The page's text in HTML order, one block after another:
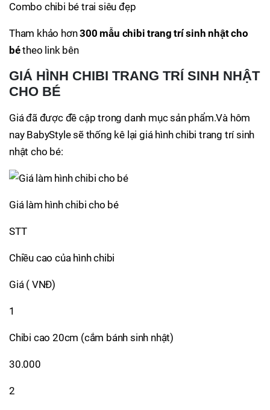
Combo chibi bé trai siêu đẹp
Tham khảo hơn300 mẫu chibi trang trí sinh nhật cho
bétheo link bên
GIÁ HÌNH CHIBI TRANG TRÍ SINH NHẬT
CHO BÉ
Giá đã được đề cập trong danh mục sản phẩm.Và hôm
nay BabyStyle sẽ thống kê lại giá hình chibi trang trí sinh
nhật cho bé:
Giá làm hình chibi cho bé
STT
Chiều cao của hình chibi
Giá ( VNĐ)
1
Chibi cao 20cm (cắm bánh sinh nhật)
30.000
2